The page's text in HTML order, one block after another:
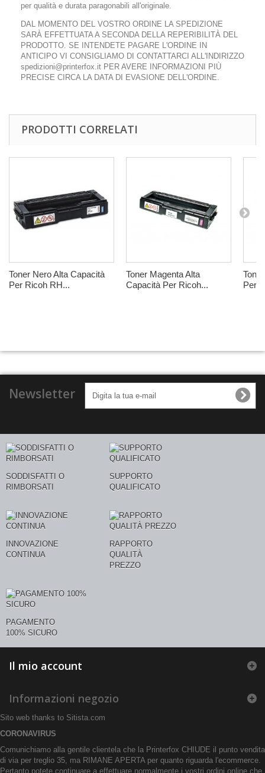
per qualità e durata paragonabili all'originale.
DAL MOMENTO DEL VOSTRO ORDINE LA SPEDIZIONE
SARÀ EFFETTUATA A SECONDA DELLA REPERIBILITÀ DEL
PRODOTTO. SE INTENDETE PAGARE L'ORDINE IN
ANTICIPO VI CONSIGLIAMO DI CONTATTARCI ALL'INDIRIZZO
spedizioni@printerfox.it PER AVERE INFORMAZIONI PIÙ
PRECISE CIRCA LA DATA DI EVASIONE DELL'ORDINE.
PRODOTTI CORRELATI
Toner Nero Alta Capacità
Per Ricoh RH...
Toner Magenta Alta
Capacità Per Ricoh...
Per
Newsletter
SODDISFATTI O
RIMBORSATI
SUPPORTO
QUALIFICATO
INNOVAZIONE
CONTINUA
RAPPORTO
QUALITÀ
PREZZO
PAGAMENTO
100% SICURO
Il mio account
Informazioni negozio
Sito web thanks to Sitista.com
CORONAVIRUS
Comunichiamo alla gentile clientela che la Printerfox CHIUDE il punto vendita
di via per treglio 35, ma RIMANE APERTA per quanto riguarda l'ecommerce.
Pertanto potete continuare a effettuare normalmente i vostri ordini online che